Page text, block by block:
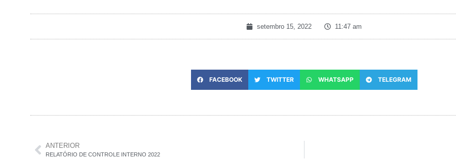
setembro 15, 2022 11:47 am
FACEBOOK TWITTER WHATSAPP TELEGRAM
ANTERIOR
RELATÓRIO DE CONTROLE INTERNO 2022